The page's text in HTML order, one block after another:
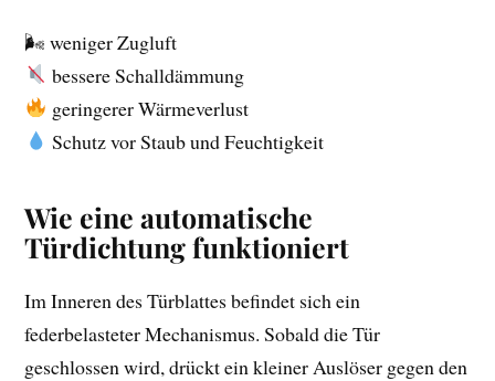
🌬 weniger Zugluft
bessere Schalldämmung
geringerer Wärmeverlust
Schutz vor Staub und Feuchtigkeit
Wie eine automatische
Türdichtung funktioniert
Im Inneren des Türblattes befindet sich ein
federbelasteter Mechanismus. Sobald die Tür
geschlossen wird, drückt ein kleiner Auslöser gegen den